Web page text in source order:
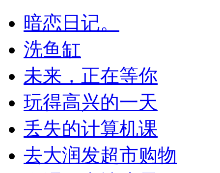
暗恋日记。
洗鱼缸
未来，正在等你
玩得高兴的一天
丢失的计算机课
去大润发超市购物